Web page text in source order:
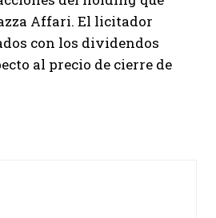
Affari. El licitador
con los dividendos
al precio de cierre de